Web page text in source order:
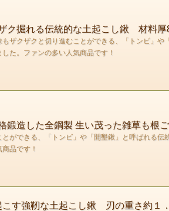
ク掘れる伝統的な土起こし鍬 材料厚
ザクザクと切り進むことができる、「トンビ」
た。ファンの多い人気商品です！
鍛造した全鋼製 生い茂った雑草も根
ができる、「トンビ」や「開墾鍬」と呼ばれる
品です！
こす強靭な土起こし鍬 刃の重さ約１